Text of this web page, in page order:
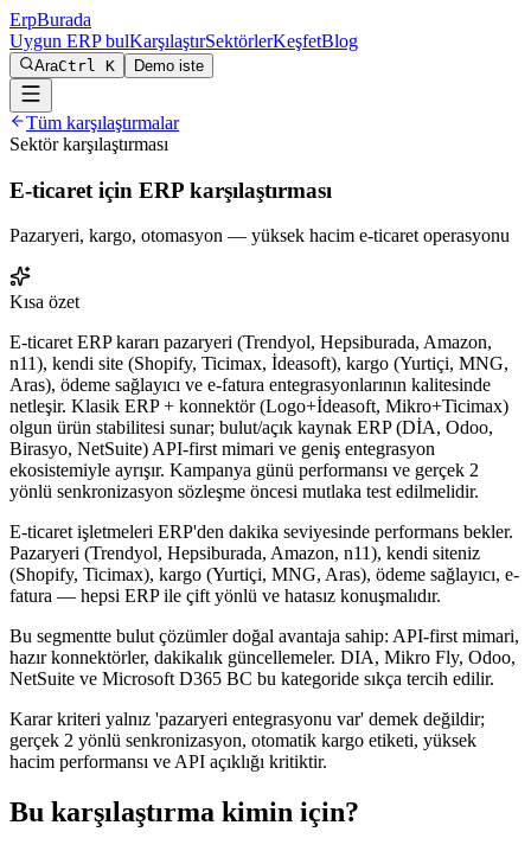
ErpBurada
Uygun ERP bulKarşılaştırSektörlerKeşfetBlog
AraCtrl K Demo iste
Tüm karşılaştırmalar
Sektörkarşılaştırması
E-ticaret için ERP karşılaştırması
Pazaryeri, kargo, otomasyon — yüksek hacim e-ticaret operasyonu
Kısa özet
E-ticaret ERP kararı pazaryeri (Trendyol, Hepsiburada, Amazon,
n11), kendi site (Shopify, Ticimax, İdeasoft), kargo (Yurtiçi, MNG,
Aras), ödeme sağlayıcı ve e-fatura entegrasyonlarının kalitesinde
netleşir. Klasik ERP + konnektör (Logo+İdeasoft, Mikro+Ticimax)
olgun ürün stabilitesi sunar; bulut/açık kaynak ERP (DİA, Odoo,
Birasyo, NetSuite) API-first mimari ve geniş entegrasyon
ekosistemiyle ayrışır. Kampanya günü performansı ve gerçek 2
yönlü senkronizasyon sözleşme öncesi mutlaka test edilmelidir.
E-ticaret işletmeleri ERP'den dakika seviyesinde performans bekler.
Pazaryeri (Trendyol, Hepsiburada, Amazon, n11), kendi siteniz
(Shopify, Ticimax), kargo (Yurtiçi, MNG, Aras), ödeme sağlayıcı, e-
fatura — hepsi ERP ile çift yönlü ve hatasız konuşmalıdır.
Bu segmentte bulut çözümler doğal avantaja sahip: API-first mimari,
hazır konnektörler, dakikalık güncellemeler. DIA, Mikro Fly, Odoo,
NetSuite ve Microsoft D365 BC bu kategoride sıkça tercih edilir.
Karar kriteri yalnız 'pazaryeri entegrasyonu var' demek değildir;
gerçek 2 yönlü senkronizasyon, otomatik kargo etiketi, yüksek
hacim performansı ve API açıklığı kritiktir.
Bu karşılaştırma kimin için?